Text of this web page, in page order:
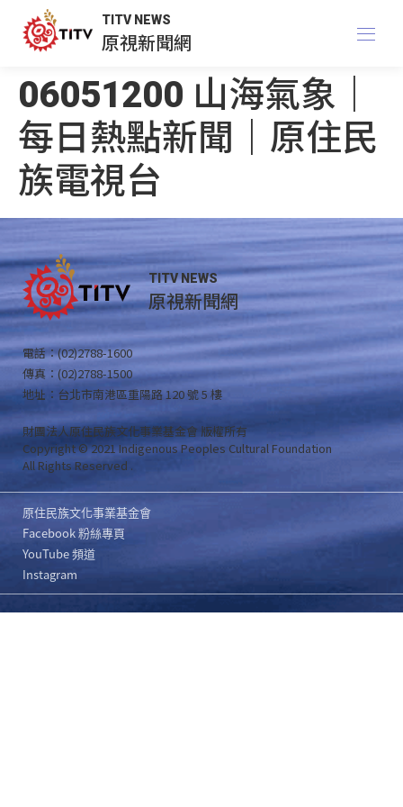
TITV NEWS
原視新聞網
06051200 山海氣象｜
每日熱點新聞｜原住民
族電視台
TITV NEWS
原視新聞網
電話：(02)2788-1600
傳真：(02)2788-1500
地址：台北市南港區重陽路 120 號 5 樓
財團法人原住民族文化事業基金會 版權所有
Copyright © 2021 Indigenous Peoples Cultural Foundation
All Rights Reserved .
原住民族文化事業基金會
Facebook 粉絲專頁
YouTube 頻道
Instagram